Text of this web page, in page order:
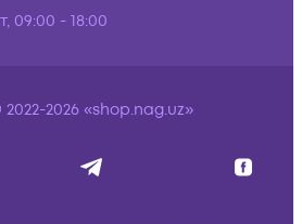
09:00 - 18:00
2026 «shop.nag.uz»